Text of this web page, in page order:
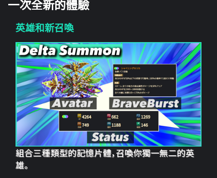
一次全新的體驗
英雄和新召喚
組合三種類型的記憶片體，召喚你獨一無二的英
雄。